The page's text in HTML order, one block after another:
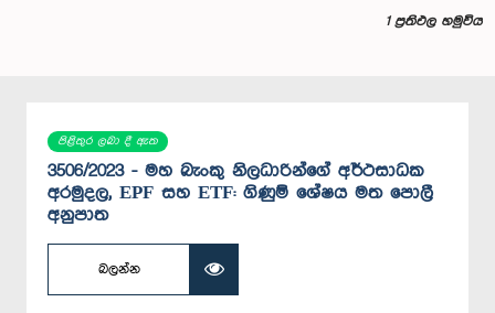
1 ප්‍රතිඵල හමුවිය
පිළිතුර ලබා දී ඇත
3506/2023 - මහ බැංකු නිලධාරින්ගේ අර්ථසාධක
අරමුදල, EPF සහ ETF: ගිණුම් ‍ශේෂය මත පොලී
අනුපාත
බලන්න